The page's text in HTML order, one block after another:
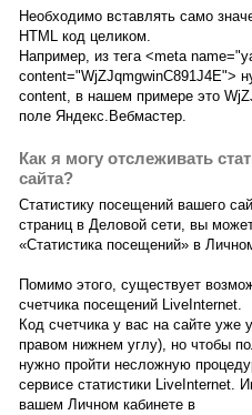
Необходимо вставлять само
HTML код целиком.
Например, из тега <meta
content="WjZJqmgwinC891J4E">
content, в нашем примере это
поле Яндекс.Вебмастер.
Как я могу отслеживать
сайта?
Статистику посещений вашего
страниц в Деловой сети, вы
«Статистика посещений» в
Помимо этого, существует
счетчика посещений LiveInternet.
Код счетчика у вас на сайте уже
правом нижнем углу), но чтобы
нужно пройти несложную
сервисе статистики LiveInternet.
вашем Личном кабинете в